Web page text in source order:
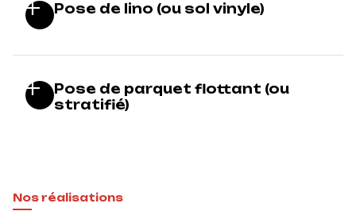
Pose de lino (ou sol vinyle)
Pose de parquet flottant (ou
stratifié)
Nos réalisations